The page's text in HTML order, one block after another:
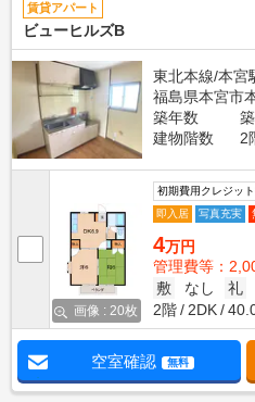
賃貸アパート
ビューヒルズB
東北本線/本宮
福島県本宮市
築年数
建物階数
2
画像 : 20枚
初期費用クレジッ
即入居
写真充実
4万円
管理費等：
敷
なし 礼
2階
2DK
空室確認 無料